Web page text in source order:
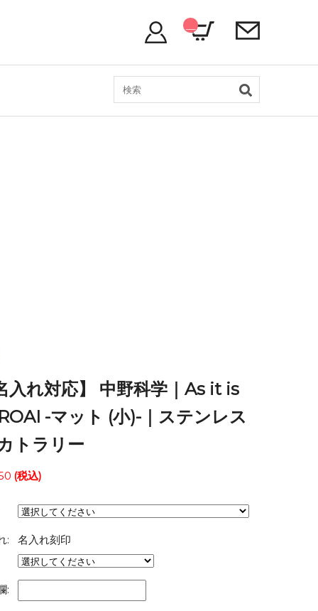
IT
入れ対応】 中野科学｜As it is
-マット (小)-｜ステンレス
トラリー
(税込)
: 名入れ刻印
: